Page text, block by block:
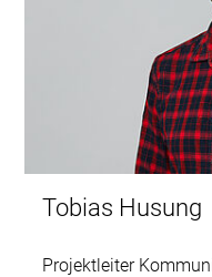
Tobias Husung
Projektleiter